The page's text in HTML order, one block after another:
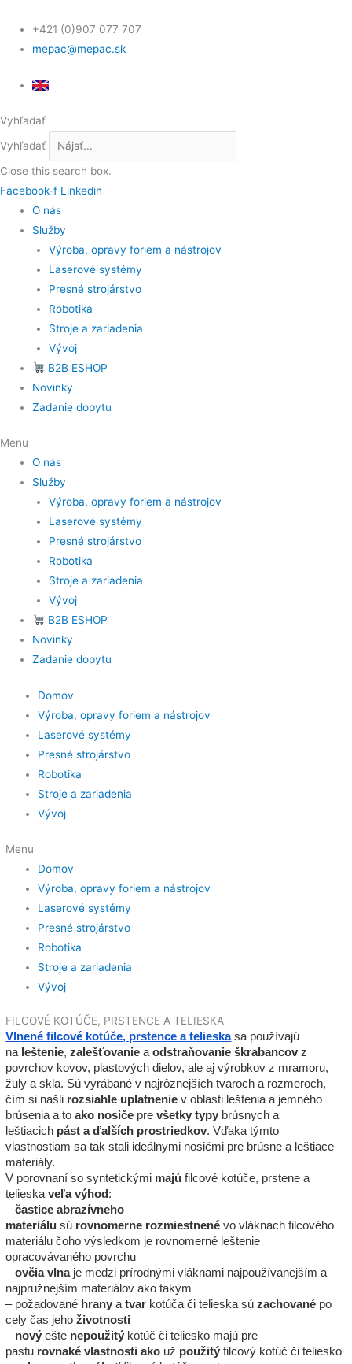
obsah
+421 (0)907 077 707
mepac@mepac.sk
Vyhľadať
Vyhľadať
Close this search box.
Facebook-f Linkedin
O nás
Služby
Výroba, opravy foriem a nástrojov
Laserové systémy
Presné strojárstvo
Robotika
Stroje a zariadenia
Vývoj
B2B ESHOP
Novinky
Zadanie dopytu
Menu
O nás
Služby
Výroba, opravy foriem a nástrojov
Laserové systémy
Presné strojárstvo
Robotika
Stroje a zariadenia
Vývoj
B2B ESHOP
Novinky
Zadanie dopytu
Domov
Výroba, opravy foriem a nástrojov
Laserové systémy
Presné strojárstvo
Robotika
Stroje a zariadenia
Vývoj
Menu
Domov
Výroba, opravy foriem a nástrojov
Laserové systémy
Presné strojárstvo
Robotika
Stroje a zariadenia
Vývoj
FILCOVÉ KOTÚČE, PRSTENCE A TELIESKA
Vlnené filcové kotúče, prstence a telieskasa používajú
na leštenie,zalešťovanie aodstraňovanie škrabancov z
povrchov kovov, plastových dielov, ale aj výrobkov z mramoru,
žuly a skla. Sú vyrábané v najrôznejších tvaroch a rozmeroch,
čím si našli rozsiahle uplatnenie v oblasti leštenia a jemného
brúsenia a toako nosiče prevšetky typy brúsnych a
leštiacich pást a ďalších prostriedkov. Vďaka týmto
vlastnostiam sa tak stali ideálnymi nosičmi pre brúsne a leštiace
materiály.
V porovnaní so syntetickými majú filcové kotúče, prstene a
telieskaveľa výhod:
–častice abrazívneho
materiálu sú rovnomerne rozmiestnené vo vláknach filcového
materiálu čoho výsledkom je rovnomerné leštenie
opracovávaného povrchu
–ovčia vlnaje medzi prírodnými vláknami najpoužívanejším a
najpružnejším materiálov ako takým
– požadované hrany atvar kotúča či telieska súzachované po
cely čas jehoživotnosti
– nový ešte nepoužitý kotúč či teliesko majú pre
pastu rovnaké vlastnosti ako už použitý filcový kotúč či teliesko